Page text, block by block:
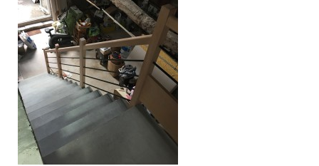
Escalier extérieur
Finitions pour escalier